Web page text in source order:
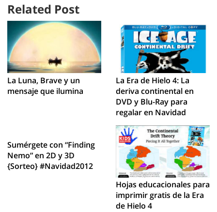
Related Post
La Luna, Brave y un
mensaje que ilumina
La Era de Hielo 4: La
deriva continental en
DVD y Blu-Ray para
regalar en Navidad
Sumérgete con “Finding
Nemo” en 2D y 3D
{Sorteo} #Navidad2012
Hojas educacionales para
imprimir gratis de la Era
de Hielo 4